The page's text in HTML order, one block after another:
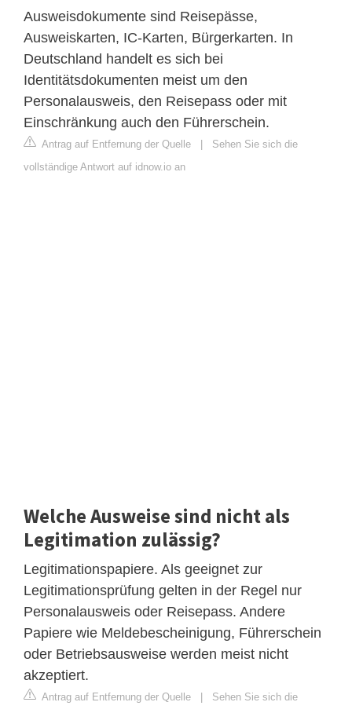
Ausweisdokumente sind Reisepässe,
Ausweiskarten, IC-Karten, Bürgerkarten. In
Deutschland handelt es sich bei
Identitätsdokumenten meist um den
Personalausweis, den Reisepass oder mit
Einschränkung auch den Führerschein.
Antrag auf Entfernung der Quelle
Sehen Sie sich die
vollständige Antwort auf idnow.io an
Welche Ausweise sind nicht als
Legitimation zulässig?
Legitimationspapiere. Als geeignet zur
Legitimationsprüfung gelten in der Regel nur
Personalausweis oder Reisepass. Andere
Papiere wie Meldebescheinigung, Führerschein
oder Betriebsausweise werden meist nicht
akzeptiert.
Antrag auf Entfernung der Quelle
Sehen Sie sich die